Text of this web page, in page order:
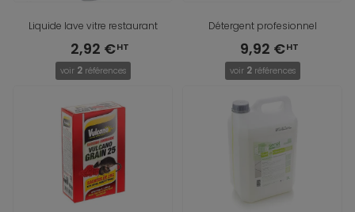
Liquide lave vitre restaurant
2,92 €
voir 2 références
Détergent profesionnel
9,92 €
voir 2 références